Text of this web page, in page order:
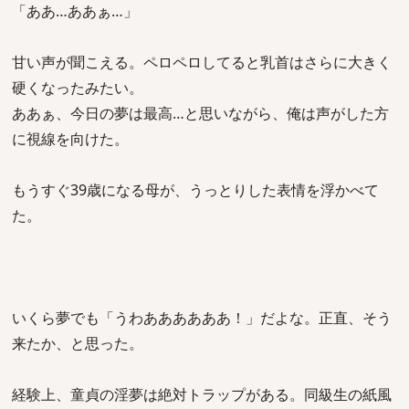
「ああ…ああぁ…」
甘い声が聞こえる。ペロペロしてると乳首はさらに大きく
硬くなったみたい。
ああぁ、今日の夢は最高…と思いながら、俺は声がした方
に視線を向けた。
もうすぐ39歳になる母が、うっとりした表情を浮かべて
た。
いくら夢でも「うわああああああ！」だよな。正直、そう
来たか、と思った。
経験上、童貞の淫夢は絶対トラップがある。同級生の紙風